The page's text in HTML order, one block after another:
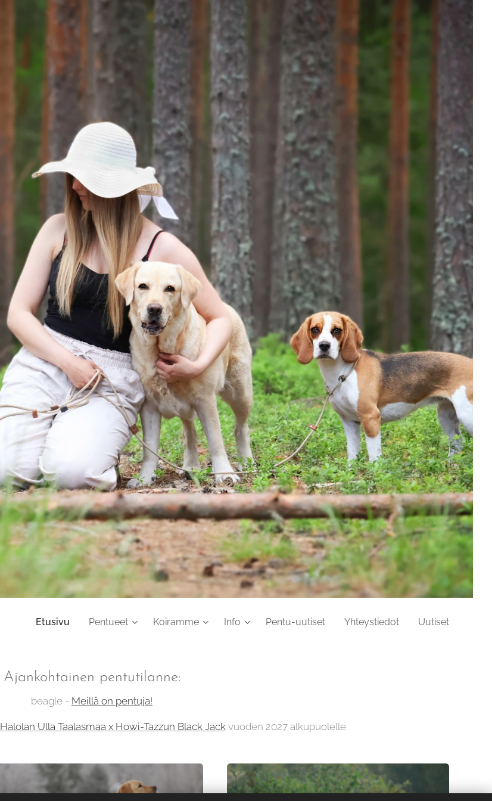
Etusivu Pentueet Koiramme Info Pentu-uutiset Yhteystiedot Uutiset
Ajankohtainen pentutilanne:
beagle - Meillä on pentuja!
Halolan Ulla Taalasmaa x Howi-Tazzun Black Jackvuoden 2027 alkupuolelle